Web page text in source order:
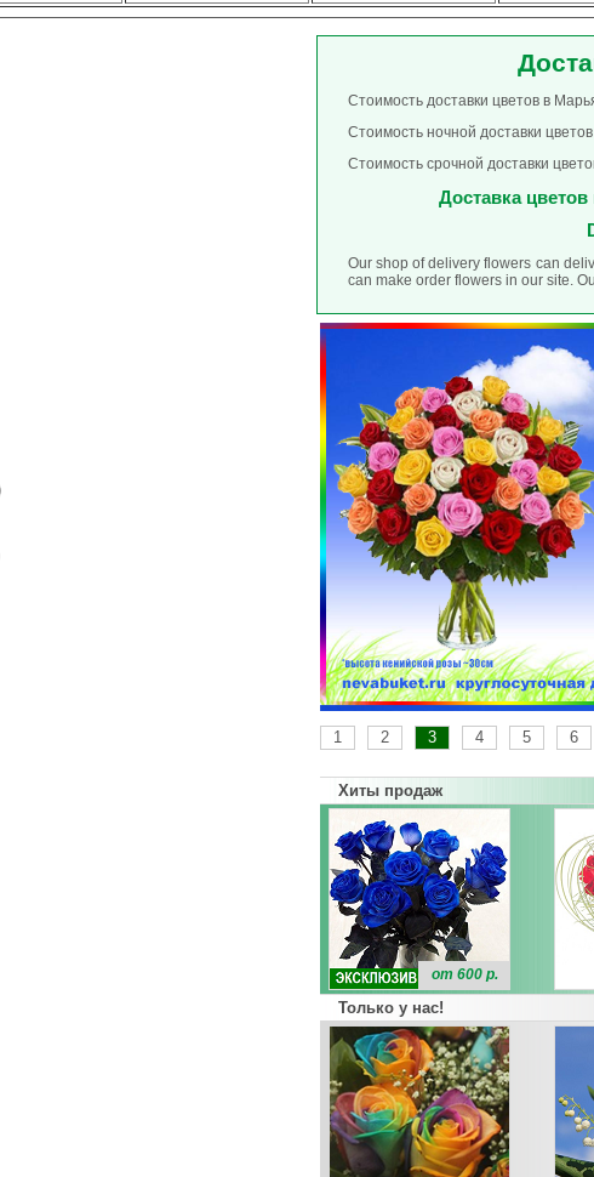
Стоимость доставки цветов в
Стоимость ночной доставки
Стоимость срочной доставки
Доставка
Our shop of delivery flowers can
can make order flowers in our site.
1 2 3 4 5 6
Хиты продаж
от 600 р.
Только у нас!